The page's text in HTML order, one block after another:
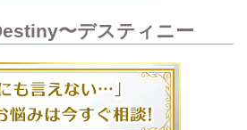
〜デスティニー